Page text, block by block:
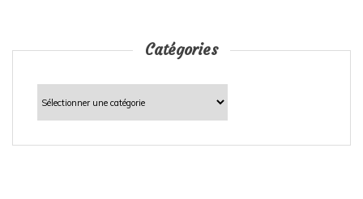
Catégories
Catégories